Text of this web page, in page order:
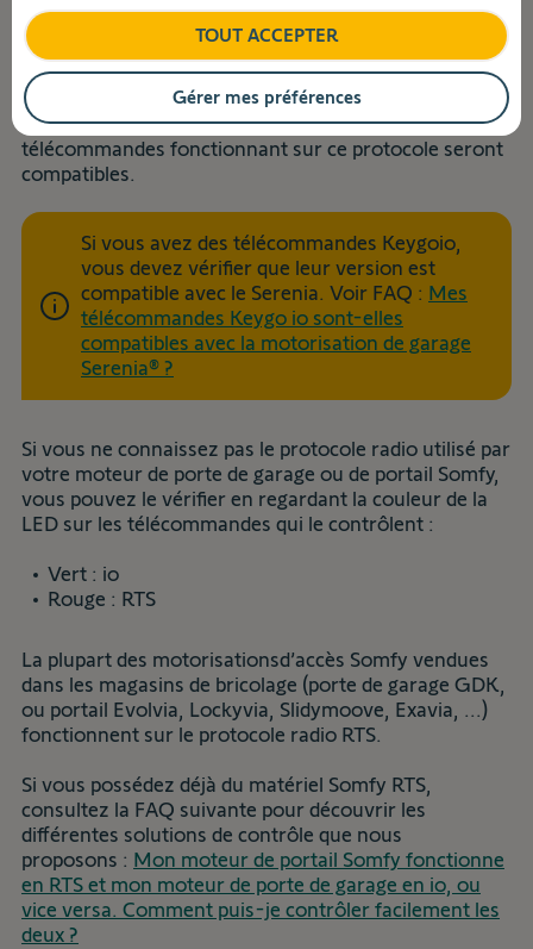
des
suggestions
s'affichent
automatiquement
pour
faciliter
la
sélection.
automatisme de portail Somfy ?
Les motorisations de porte de garage Serenia
utilisent le protocole radio io, donc seuls les
télécommandes fonctionnant sur ce protocole seront
compatibles.
Si vous avez des télécommandes Keygoio,
vous devez vérifier que leur version est
compatible avec le Serenia. Voir FAQ : Mes
télécommandes Keygo io sont-elles
compatibles avec la motorisation de garage
Serenia® ?
Si vous ne connaissez pas le protocole radio utilisé par
votre moteur de porte de garage ou de portail Somfy,
vous pouvez le vérifier en regardant la couleur de la
LED sur les télécommandes qui le contrôlent :
Vert : io
Rouge : RTS
La plupart des motorisationsd’accès Somfy vendues
dans les magasins de bricolage (porte de garage GDK,
ou portail Evolvia, Lockyvia, Slidymoove, Exavia, ...)
fonctionnent sur le protocole radio RTS.
Si vous possédez déjà du matériel Somfy RTS,
consultez la FAQ suivante pour découvrir les
différentes solutions de contrôle que nous
proposons : Mon moteur de portail Somfy fonctionne
en RTS et mon moteur de porte de garage en io, ou
vice versa. Comment puis-je contrôler facilement les
deux ?
TOUT ACCEPTER
Gérer mes préférences